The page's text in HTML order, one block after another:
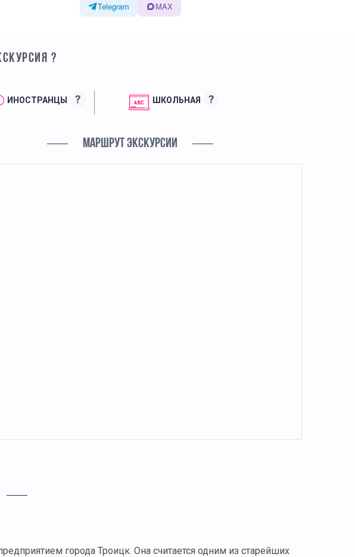
Telegram
MAX
?
ИНОСТРАНЦЫ ? ШКОЛЬНАЯ ?
МАРШРУТ ЭКСКУРСИИ
города Троицк. Она считается одним из старейших